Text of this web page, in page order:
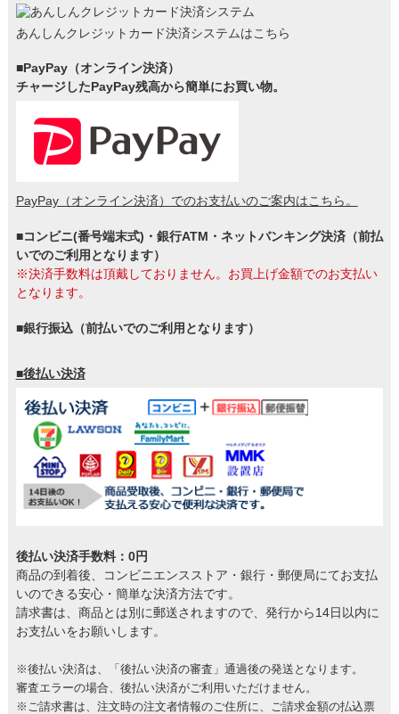
あんしんクレジットカード決済システムはこちら
■PayPay（オンライン決済）
チャージしたPayPay残高から簡単にお買い物。
PayPay（オンライン決済）でのお支払いのご案内はこちら。
■コンビニ(番号端末式)・銀行ATM・ネットバンキング決済（前払
いでのご利用となります）
※決済手数料は頂戴しておりません。お買上げ金額でのお支払い
となります。
■銀行振込（前払いでのご利用となります）
■後払い決済
後払い決済手数料：0円
商品の到着後、コンビニエンスストア・銀行・郵便局にてお支払
いのできる安心・簡単な決済方法です。
請求書は、商品とは別に郵送されますので、発行から14日以内に
お支払いをお願いします。
※後払い決済は、「後払い決済の審査」通過後の発送となります。
審査エラーの場合、後払い決済がご利用いただけません。
※ご請求書は、注文時の注文者情報のご住所に、ご請求金額の払込票